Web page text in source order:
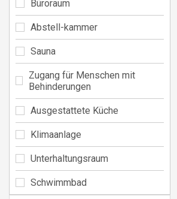
Büroraum
Abstell-kammer
Sauna
Zugang für Menschen mit
Behinderungen
Ausgestattete Küche
Klimaanlage
Unterhaltungsraum
Schwimmbad